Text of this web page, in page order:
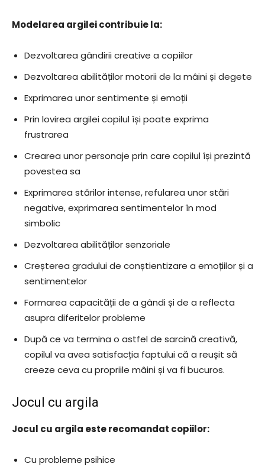
Modelarea argilei contribuie la:
Dezvoltarea gândirii creative a copiilor
Dezvoltarea abilităților motorii de la mâini și degete
Exprimarea unor sentimente și emoții
Prin lovirea argilei copilul își poate exprima
frustrarea
Crearea unor personaje prin care copilul își prezintă
povestea sa
Exprimarea stărilor intense, refularea unor stări
negative, exprimarea sentimentelor în mod
simbolic
Dezvoltarea abilităților senzoriale
Creșterea gradului de conștientizare a emoțiilor și a
sentimentelor
Formarea capacității de a gândi și de a reflecta
asupra diferitelor probleme
După ce va termina o astfel de sarcină creativă,
copilul va avea satisfacția faptului că a reușit să
creeze ceva cu propriile mâini și va fi bucuros.
Jocul cu argila
Jocul cu argila este recomandat copiilor:
Cu probleme psihice